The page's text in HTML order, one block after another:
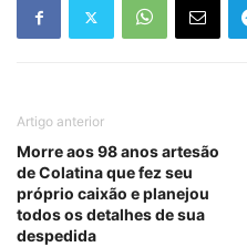
Artigo anterior
Morre aos 98 anos artesão
de Colatina que fez seu
próprio caixão e planejou
todos os detalhes de sua
despedida